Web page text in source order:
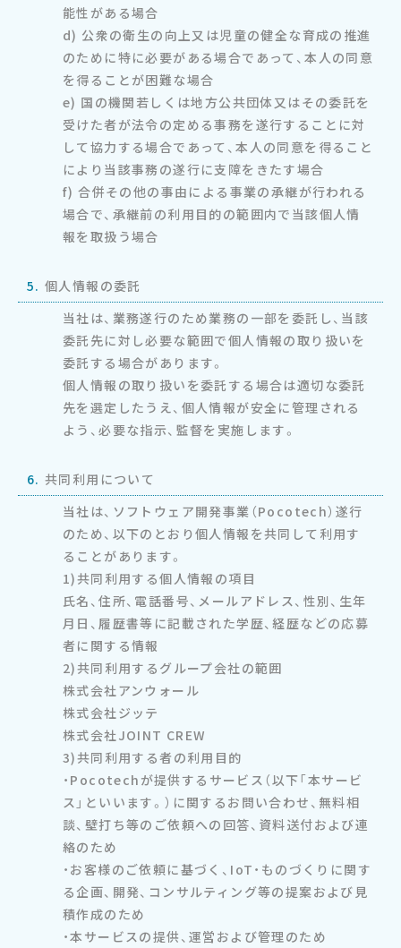
能性がある場合
d) 公衆の衛生の向上又は児童の健全な育成の推進
のために特に必要がある場合であって、本人の同意
を得ることが困難な場合
e) 国の機関若しくは地方公共団体又はその委託を
受けた者が法令の定める事務を遂行することに対
して協力する場合であって、本人の同意を得ること
により当該事務の遂行に支障をきたす場合
f) 合併その他の事由による事業の承継が行われる
場合で、承継前の利用目的の範囲内で当該個人情
報を取扱う場合
5. 個人情報の委託
当社は、業務遂行のため業務の一部を委託し、当該
委託先に対し必要な範囲で個人情報の取り扱いを
委託する場合があります。
個人情報の取り扱いを委託する場合は適切な委託
先を選定したうえ、個人情報が安全に管理される
よう、必要な指示、監督を実施します。
6. 共同利用について
当社は、ソフトウェア開発事業（Pocotech）遂行
のため、以下のとおり個人情報を共同して利用す
ることがあります。
1)共同利用する個人情報の項目
氏名、住所、電話番号、メールアドレス、性別、生年
月日、履歴書等に記載された学歴、経歴などの応募
者に関する情報
2)共同利用するグループ会社の範囲
株式会社アンウォール
株式会社ジッテ
株式会社JOINT CREW
3)共同利用する者の利用目的
・Pocotechが提供するサービス（以下「本サービ
ス」といいます。）に関するお問い合わせ、無料相
談、壁打ち等のご依頼への回答、資料送付および連
絡のため
・お客様のご依頼に基づく、IoT・ものづくりに関す
る企画、開発、コンサルティング等の提案および見
積作成のため
・本サービスの提供、運営および管理のため